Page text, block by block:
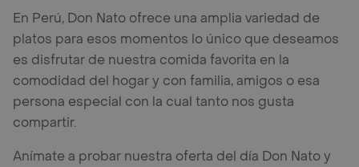
En Perú, Don Nato ofrece una amplia variedad de
platos para esos momentos lo único que deseamos
es disfrutar de nuestra comida favorita en la
comodidad del hogar y con familia, amigos o esa
persona especial con la cual tanto nos gusta
compartir.
Anímate a probar nuestra oferta del día Don Nato y